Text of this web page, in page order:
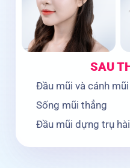
SAU
Đầu mũi và cánh
Sống mũi thẳng
Đầu mũi dựng trụ